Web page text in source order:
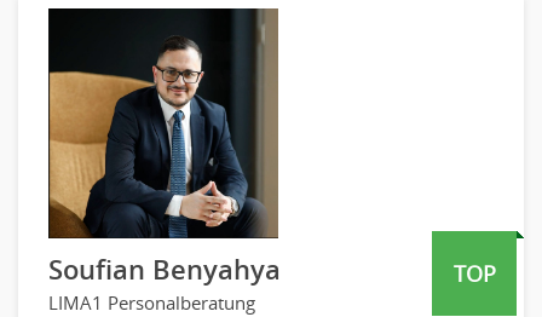
PR, Unternehmenskommunikation
Produktmanagement
Strategisches Marketing
Vertriebsmarketing
Human Resources
Personal Leitung, Teamleitung
rec2rec
Recruiting, Personalmarketing
Referent
Anwaltschaft
Telekommunikation
Textilien & Bekleidung
Transport & Logistik
Unternehmensberatung
Versicherungen
TOP
Soufian Benyahya
LIMA1 Personalberatung